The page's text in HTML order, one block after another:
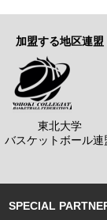
加盟する地区連盟
東北大学
バスケットボール連
SPECIAL